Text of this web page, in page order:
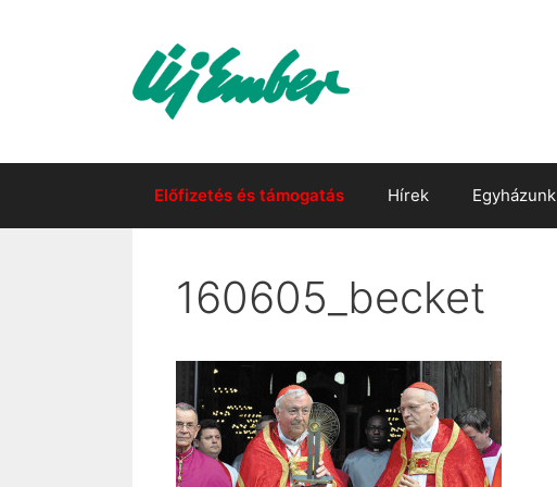
Előfizetés és támogatás Hírek Egyházunk
160605_becket